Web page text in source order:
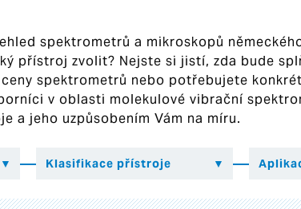
spektrometrů a mikroskopů
přístroj zvolit? Nejste si jistí, zda bude
spektrometrů nebo potřebujete
v oblasti molekulové vibrační
a jeho uzpůsobením Vám na míru.